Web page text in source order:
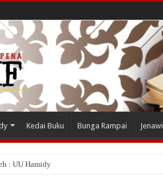
Kedai Buku Bunga Rampai Jenawi
: UU Hamidy